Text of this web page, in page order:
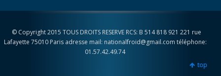
© Copyright 2015 TOUS DROITS RESERVE RCS: B 514 818 921 221 rue
Lafayette 75010 Paris adresse mail: nationalfroid@gmail.com téléphone:
01.57.42.49.74
top